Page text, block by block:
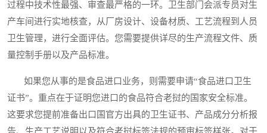
过程中技术性最强、审查最严格的一环。卫生部门会派专员对生
产车间进行实地核查，从厂房设计、设备材质、工艺流程到人员
卫生管理，进行全面评估。您需要提供详尽的生产流程文件、质
量控制手册以及产品标准。
如果您从事的是食品进口业务，则需要申请“食品进口卫生
证书”。重点在于证明您进口的食品符合老挝的国家安全标准。
这要求您提前准备出口国官方出具的卫生证书、产品成分分析报
告、生产工艺说明以及符合老挝标签法规的预审标签样张。对于